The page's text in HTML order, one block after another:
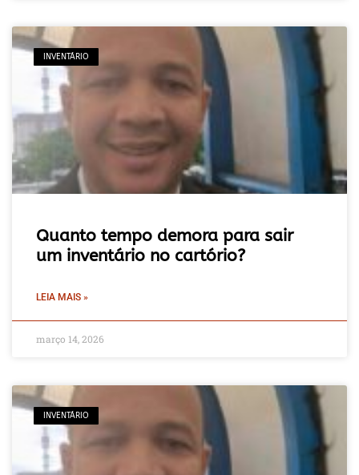
INVENTÁRIO
Quanto tempo demora para sair
um inventário no cartório?
LEIA MAIS »
março 14, 2026
INVENTÁRIO